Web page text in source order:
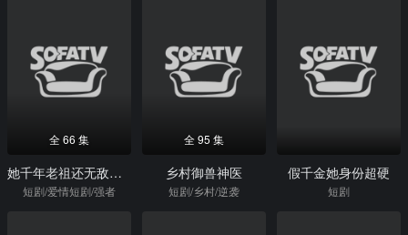
全 66 集
她千年老祖还无敌，你惹她干嘛
短剧/爱情短剧/强者
全 95 集
乡村御兽神医
短剧/乡村/逆袭
假千金她身份超硬
短剧